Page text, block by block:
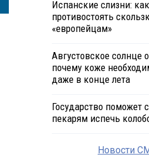
Испанские слизни: как
противостоять
«европейцам»
Августовское солнце
почему коже
даже в конце лета
Государство поможет
пекарям испечь
Новости